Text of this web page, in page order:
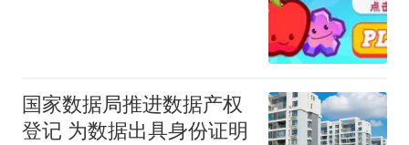
国家数据局推进数据产权
登记 为数据出具身份证明